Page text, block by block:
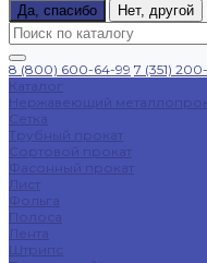
Да, спасибо
Нет, другой
8 (800) 600-64-99 7 (351)
Каталог
Нержавеющий
Сетка
Трубный прокат
Сортовой прокат
Фасонный прокат
Лист
Фольга
Полоса
Лента
Штрипс